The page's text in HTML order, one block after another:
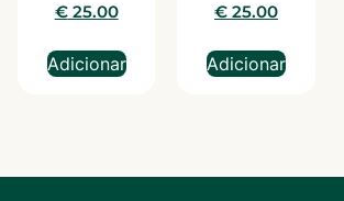
€25.00
Adicionar
€25.00
Adicionar